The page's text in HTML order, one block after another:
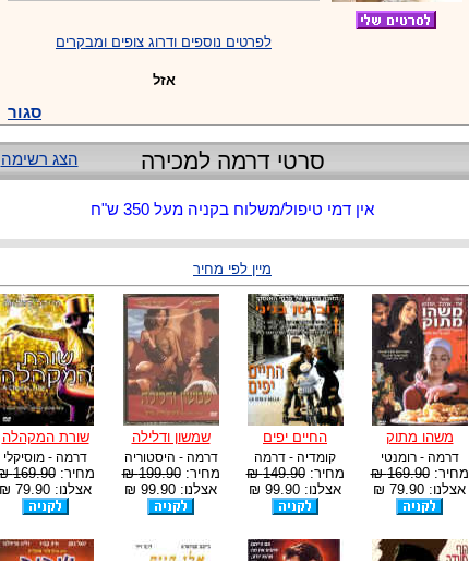
לפרטים נוספים ודרוג צופים ומבקרים
אזל
סגור
הצג רשימה סרטי דרמה למכירה
אין דמי טיפול/משלוח בקניה מעל 350 ש"ח
מיין לפי מחיר
משהו מתוק
דרמה - רומנטי
מחיר:169.90 ₪
אצלנו: 79.90 ₪
החיים יפים
קומדיה - דרמה
מחיר:149.90 ₪
אצלנו: 99.90 ₪
שמשון ודלילה
דרמה - היסטוריה
מחיר:199.90 ₪
אצלנו: 99.90 ₪
שורת המקהלה
דרמה - מוסיקלי
מחיר:169.90 ₪
אצלנו: 79.90 ₪